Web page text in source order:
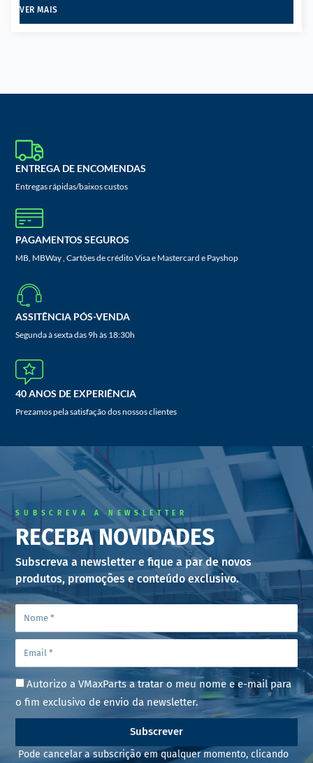
VER MAIS
ENTREGA DE ENCOMENDAS
Entregas rápidas/baixos custos
PAGAMENTOS SEGUROS
MB, MBWay , Cartões de crédito Visa e Mastercard e Payshop
ASSITÊNCIA PÓS-VENDA
Segunda à sexta das 9h às 18:30h
40 ANOS DE EXPERIÊNCIA
Prezamos pela satisfação dos nossos clientes
SUBSCREVA A NEWSLETTER
RECEBA NOVIDADES
Subscreva a newsletter e fique a par de novos
produtos, promoções e conteúdo exclusivo.
Autorizo a VMaxParts a tratar o meu nome e e-mail para
o fim exclusivo de envio da newsletter.
Subscrever
Pode cancelar a subscrição em qualquer momento, clicando